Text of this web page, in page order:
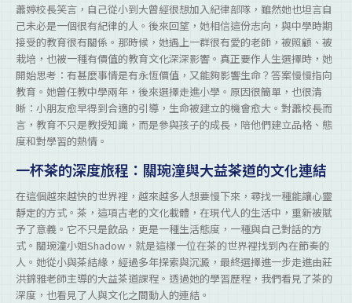
蕭婷校長笑言，自己從小到大曾經很想加入紀律部隊，雖然她也坦言自
己未必是一個很有紀律的人。後來回望，她相信這份志向，與中學時期
接受的教育很有關係。那時候，她遇上一群很有愛的老師，被照顧、被
栽培，也被一種有價值的教育文化深深影響。真正要作人生選擇時，她
開始思考：有甚麼事情是有永恆價值，又能夠影響生命？答案慢慢指向
教育。她曾任教中學兩年，後來選擇走進小學。原因很簡單，也很清
晰：小朋友愈早得到合適的引導，生命被建立的機會愈大。對蕭校長而
言，教育不只是教授知識，而是參與孩子的成長，陪他們建立品格、態
度和對學習的熱情。
一杯茶的深度旅程：關琬潼與大益茶道的文化連結
在這個越來越快的世界裡，越來越多人想要慢下來，尋找一種能讓心靈
靜定的方式。茶，這項古老的文化載體，在現代人的生活中，重新被賦
予了意義。它不只是飲品，更是一種生活態度，一種與自己對話的方
式。關琬潼小姐Shadow，就是這樣一位在茶的世界裡找到內在節奏的
人。她從小與茶結緣，經過多年探索與沉澱，最終選擇進一步走進由莊
洪錦雅老師主導的大益茶道課程。透過她的學習歷程，我們看見了茶的
深度，也看見了人與文化之間動人的連結。